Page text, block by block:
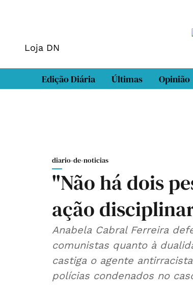
Loja DN
Edição Diária Últimas Opinião
diario-de-noticias
"Não há dois
ação
Anabela Cabral Ferreira
comunistas quanto à
castiga o agente
polícias condenados no